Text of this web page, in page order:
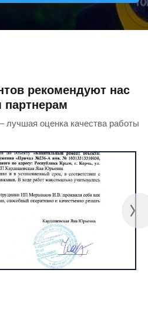
рекомендуют нас
партнерам
оценка качества работы